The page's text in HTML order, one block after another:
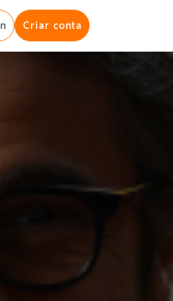
Criar conta